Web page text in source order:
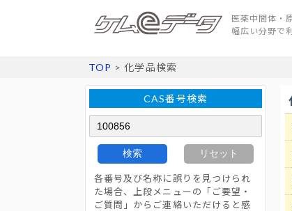
医薬中間体・
幅広い分野で
TOP > 化学品検索
CAS番号検索
検索 リセット
各番号及び名称に誤りを見つけられ
た場合、上段メニューの「ご要望・
ご質問」からご連絡いただけると感